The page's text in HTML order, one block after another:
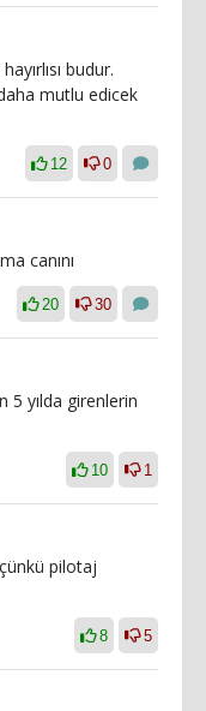
budur.
mutlu edicek
12 0
canını
20 30
5 yılda girenlerin
10 1
pilotaj
8 5